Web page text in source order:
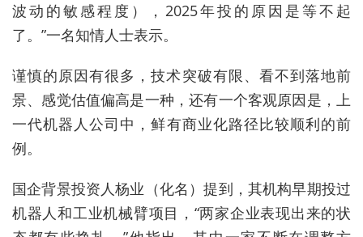
波动的敏感程度 ），2025年投的原因是等不起
了。”一名知情人士表示。
谨慎的原因有很多，技术突破有限、看不到落地前
景、感觉估值偏高是一种，还有一个客观原因是，上
一代机器人公司中 ，鲜有商业化路径比较顺利的前
例。
国企背景投资人杨业（化名）提到，其机构早期投过
机器人和工业机械臂项目，“两家企业表现出来的状